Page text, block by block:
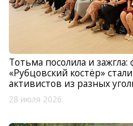
Тотьма посолила и
«Рубцовский костёр»
активистов из разных
28 июля 2026